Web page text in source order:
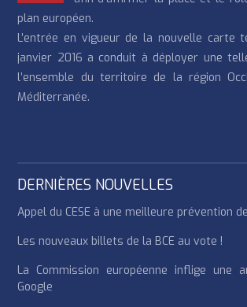
plan européen.
L’entrée en vigueur de la nouvelle carte
janvier 2016 a conduit à déployer une
l’ensemble du territoire de la région
Méditerranée.
DERNIÈRES NOUVELLES
Appel du CESE à une meilleure prévention
Les nouveaux billets de la BCE au vote !
La Commission européenne inflige une
Google